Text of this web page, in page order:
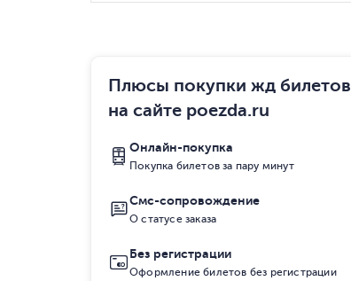
Плюсы покупки жд билетов
на сайте poezda.ru
Онлайн-покупка
Покупка билетов за пару минут
Смс-сопровождение
О статусе заказа
Без регистрации
Оформление билетов без регистрации